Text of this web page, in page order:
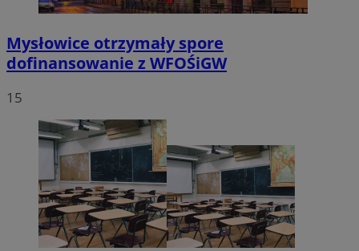
Mysłowice otrzymały spore
dofinansowanie z WFOŚiGW
15